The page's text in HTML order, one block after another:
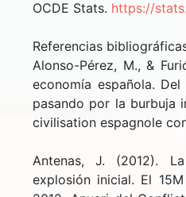
OCDE Stats. https://
Referencias
Alonso-Pérez, M., &
economía española.
pasando por la burbuja
civilisation espagnole
Antenas, J. (2012).
explosión inicial. El